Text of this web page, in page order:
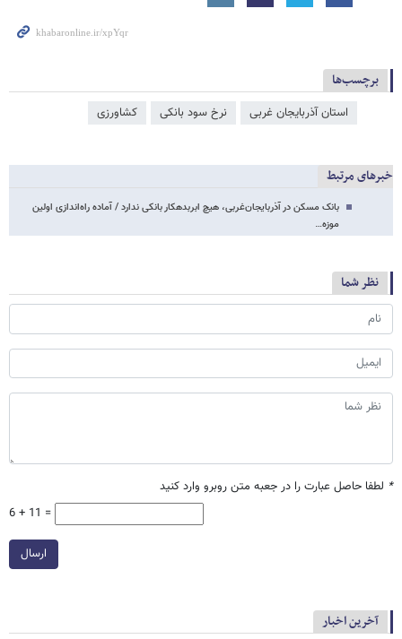
برچسب‌ها
استان آذربایجان غربی نرخ سود بانکی کشاورزی
خبرهای مرتبط
بانک مسکن در آذربایجان‌غربی، هیچ ابربدهکار بانکی ندارد / آماده راه‌اندازی اولین
موزه…
نظر شما
* لطفا حاصل عبارت را در جعبه متن روبرو وارد کنید
6 + 11 =
ارسال
آخرین اخبار